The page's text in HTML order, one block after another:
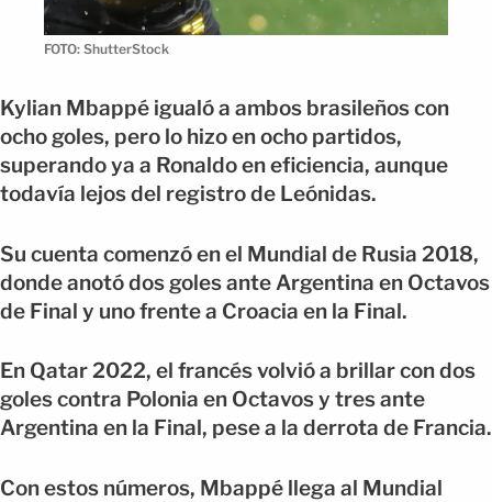
FOTO: ShutterStock
Kylian Mbappé igualó a ambos brasileños con
ocho goles, pero lo hizo en ocho partidos,
superando ya a Ronaldo en eficiencia, aunque
todavía lejos del registro de Leónidas.
Su cuenta comenzó en el Mundial de Rusia 2018,
donde anotó dos goles ante Argentina en Octavos
de Final y uno frente a Croacia en la Final.
En Qatar 2022, el francés volvió a brillar con dos
goles contra Polonia en Octavos y tres ante
Argentina en la Final, pese a la derrota de Francia.
Con estos números, Mbappé llega al Mundial